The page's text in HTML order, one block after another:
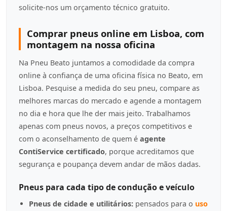
solicite-nos um orçamento técnico gratuito.
Comprar pneus online em Lisboa, com
montagem na nossa oficina
Na Pneu Beato juntamos a comodidade da compra
online à confiança de uma oficina física no Beato, em
Lisboa. Pesquise a medida do seu pneu, compare as
melhores marcas do mercado e agende a montagem
no dia e hora que lhe der mais jeito. Trabalhamos
apenas com pneus novos, a preços competitivos e
com o aconselhamento de quem é agente
ContiService certificado, porque acreditamos que
segurança e poupança devem andar de mãos dadas.
Pneus para cada tipo de condução e veículo
Pneus de cidade e utilitários: pensados para o uso